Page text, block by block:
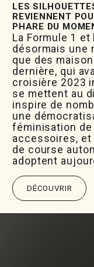
LES
REVIENNENT
PHARE DU
La Formule 1
désormais une
que des
dernière, qui
croisière 2023
se mettent au
inspire de
une
féminisation
accessoires,
de course
adoptent
DÉCOUVRIR